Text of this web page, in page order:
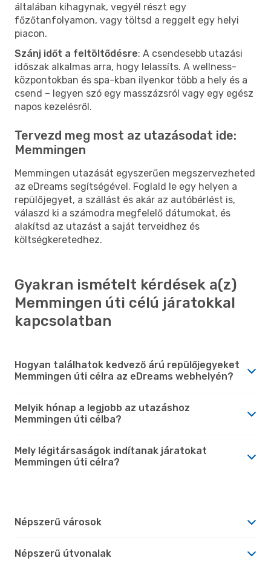
általában kihagynak, vegyél részt egy
főzőtanfolyamon, vagy töltsd a reggelt egy helyi
piacon.
Szánj időt a feltöltődésre: A csendesebb utazási
időszak alkalmas arra, hogy lelassíts. A wellness-
központokban és spa-kban ilyenkor több a hely és a
csend – legyen szó egy masszázsról vagy egy egész
napos kezelésről.
Tervezd meg most az utazásodat ide:
Memmingen
Memmingen utazását egyszerűen megszervezheted
az eDreams segítségével. Foglald le egy helyen a
repülőjegyet, a szállást és akár az autóbérlést is,
válaszd ki a számodra megfelelő dátumokat, és
alakítsd az utazást a saját terveidhez és
költségkeretedhez.
Gyakran ismételt kérdések a(z)
Memmingen úti célú járatokkal
kapcsolatban
Hogyan találhatok kedvező árú repülőjegyeket
Memmingen úti célra az eDreams webhelyén?
Melyik hónap a legjobb az utazáshoz
Memmingen úti célba?
Mely légitársaságok indítanak járatokat
Memmingen úti célra?
Népszerű városok
Népszerű útvonalak